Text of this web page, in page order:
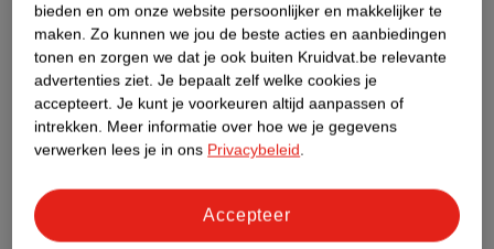
Nature Impact Score
Dit product heeft (nog) geen Nature
Impact Score.
Meer informatie
Bestel & Bezorginformatie
bieden en om onze website persoonlijker en makkelijker te
maken. Zo kunnen we jou de beste acties en aanbiedingen
tonen en zorgen we dat je ook buiten Kruidvat.be relevante
advertenties ziet. Je bepaalt zelf welke cookies je
accepteert. Je kunt je voorkeuren altijd aanpassen of
intrekken. Meer informatie over hoe we je gegevens
verwerken lees je in ons Privacybeleid.
Accepteer